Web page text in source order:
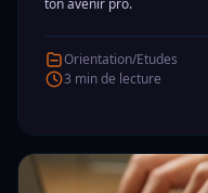
ton avenir pro.
Orientation/Etudes
3 min de lecture